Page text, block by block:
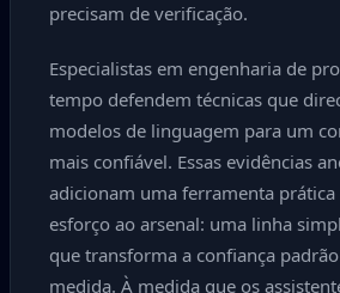
precisam de verificação.
Especialistas em engenharia de
tempo defendem técnicas que
modelos de linguagem para um
mais confiável. Essas evidências
adicionam uma ferramenta prática
esforço ao arsenal: uma linha
que transforma a confiança
medida. À medida que os